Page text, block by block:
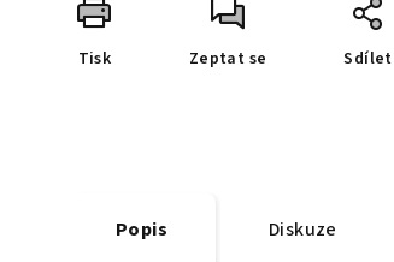
Tisk Zeptat se Sdílet
Popis Diskuze